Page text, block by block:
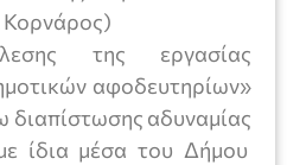
Κορνάρος)
της εργασίας
αφοδευτηρίων»
διαπίστωσης αδυναμίας
ίδια μέσα του Δήμου